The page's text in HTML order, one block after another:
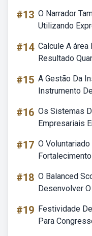
#13 O Narrador
Utilizando
#14 Calcule A
Resultado
#15 A Gestão Da
Instrumento
#16 Os Sistemas
Empresariais
#17 O
#18 O Balanced
Desenvolver
#19 Festividade
Para